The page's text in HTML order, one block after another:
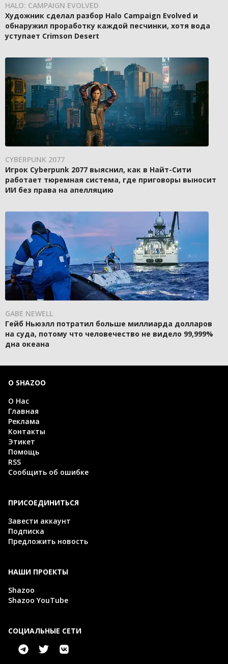
HALO: CAMPAIGN EVOLVED
Художник сделал разбор Halo Campaign Evolved и
обнаружил проработку каждой песчинки, хотя вода
уступает Crimson Desert
CYBERPUNK 2077
Игрок Cyberpunk 2077 выяснил, как в Найт-Сити
работает тюремная система, где приговоры выносит
ИИ без права на апелляцию
GABE NEWELL
Гейб Ньюэлл потратил больше миллиарда долларов
на суда, потому что человечество не видело 99,999%
дна океана
О SHAZOO
О Нас
Главная
Реклама
Контакты
Этикет
Помощь
RSS
Сообщить об ошибке
ПРИСОЕДИНИТЬСЯ
Завести аккаунт
Подписка
Предложить новость
НАШИ ПРОЕКТЫ
Shazoo
Shazoo YouTube
СОЦИАЛЬНЫЕ СЕТИ